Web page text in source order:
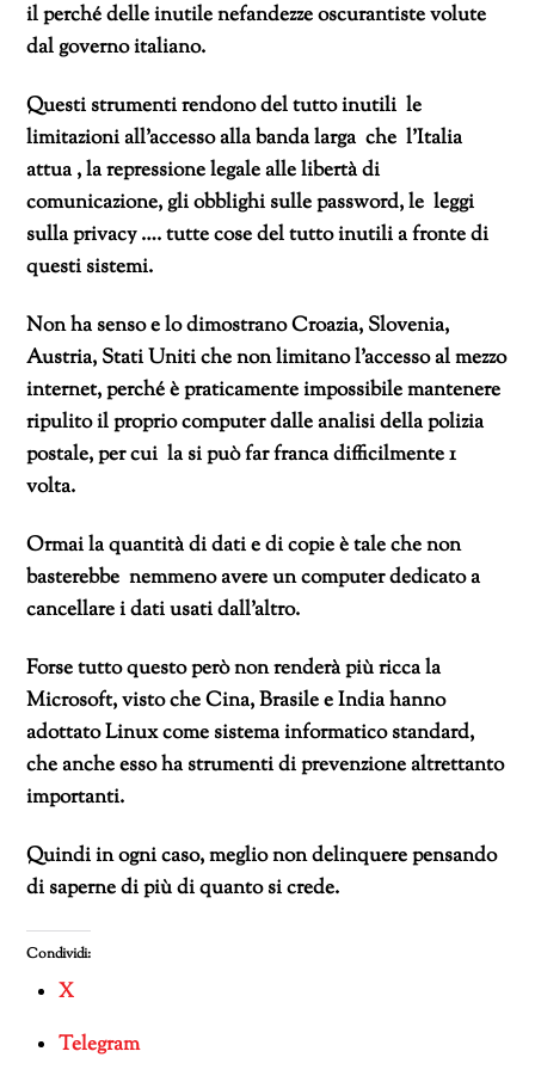
il perché delle inutile nefandezze oscurantiste volute
dal governo italiano.
Questi strumenti rendono del tutto inutili le
limitazioni all’accesso alla banda larga che l’Italia
attua , la repressione legale alle libertà di
comunicazione, gli obblighi sulle password, le leggi
sulla privacy …. tutte cose del tutto inutili a fronte di
questi sistemi.
Non ha senso e lo dimostrano Croazia, Slovenia,
Austria, Stati Uniti che non limitano l’accesso al mezzo
internet, perché è praticamente impossibile mantenere
ripulito il proprio computer dalle analisi della polizia
postale, per cui la si può far franca difficilmente 1
volta.
Ormai la quantità di dati e di copie è tale che non
basterebbe nemmeno avere un computer dedicato a
cancellare i dati usati dall’altro.
Forse tutto questo però non renderà più ricca la
Microsoft, visto che Cina, Brasile e India hanno
adottato Linux come sistema informatico standard,
che anche esso ha strumenti di prevenzione altrettanto
importanti.
Quindi in ogni caso, meglio non delinquere pensando
di saperne di più di quanto si crede.
Condividi:
X
Telegram